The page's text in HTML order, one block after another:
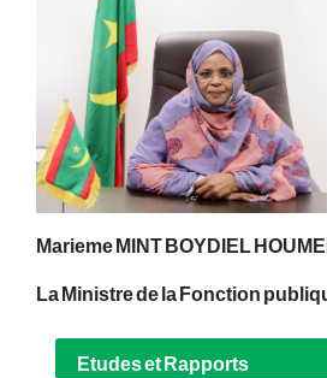
Marieme MINT BOYDIEL
La Ministre de la Fonction
Etudes et Rapports